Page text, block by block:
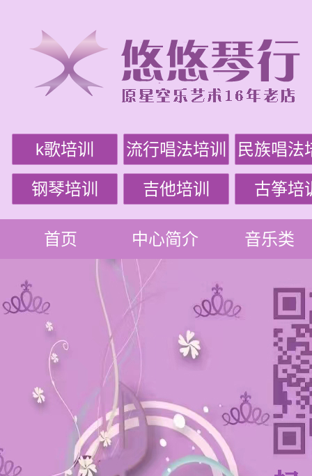
k歌培训 流行唱法培训 民族唱法
钢琴培训 吉他培训 古筝培
首页 中心简介 音乐类